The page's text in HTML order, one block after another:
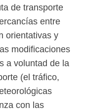
de transporte
entre
orientativas y
modificaciones
a voluntad de la
(el tráfico,
con las